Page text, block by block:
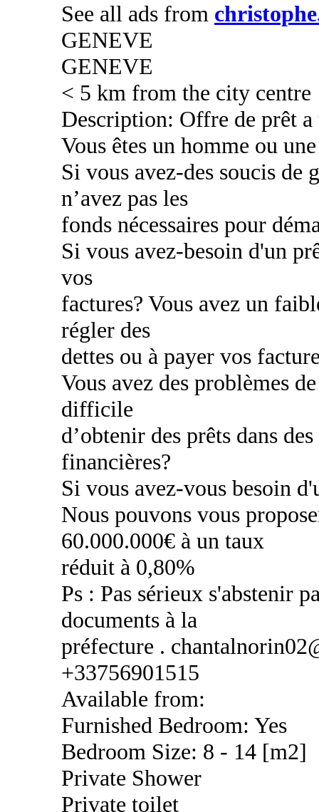
See all ads from
GENEVE
GENEVE
< 5 km from the city centre
Description: Offre de prêt
Vous êtes un homme ou
Si vous avez-des soucis de
n’avez pas les
fonds nécessaires pour
Si vous avez-besoin d'un
vos
factures? Vous avez un
régler des
dettes ou à payer vos
Vous avez des problèmes
difficile
d’obtenir des prêts dans
financières?
Si vous avez-vous besoin
Nous pouvons vous
60.000.000€ à un taux
réduit à 0,80%
Ps : Pas sérieux s'abstenir
documents à la
préfecture .
+33756901515
Available from:
Furnished Bedroom: Yes
Bedroom Size: 8 - 14 [m2]
Private Shower
Private toilet